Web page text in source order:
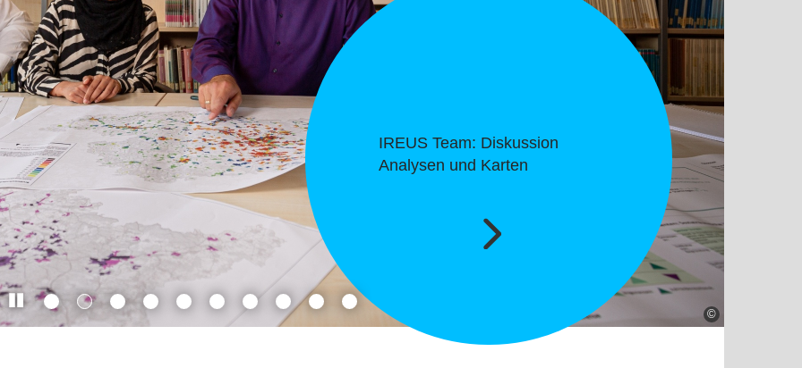
©
stadt-regionale
Klimaanpassung: